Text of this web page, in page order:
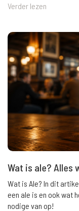
Verder lezen
Wat is ale? Alles
Wat is Ale? In dit
een ale is en ook wat
nodige van op!